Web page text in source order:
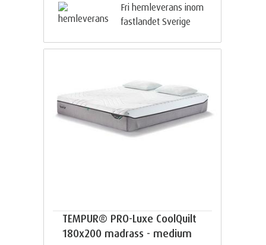
Fri hemleverans inom
fastlandet Sverige
TEMPUR® PRO-Luxe CoolQuilt
180x200 madrass - medium